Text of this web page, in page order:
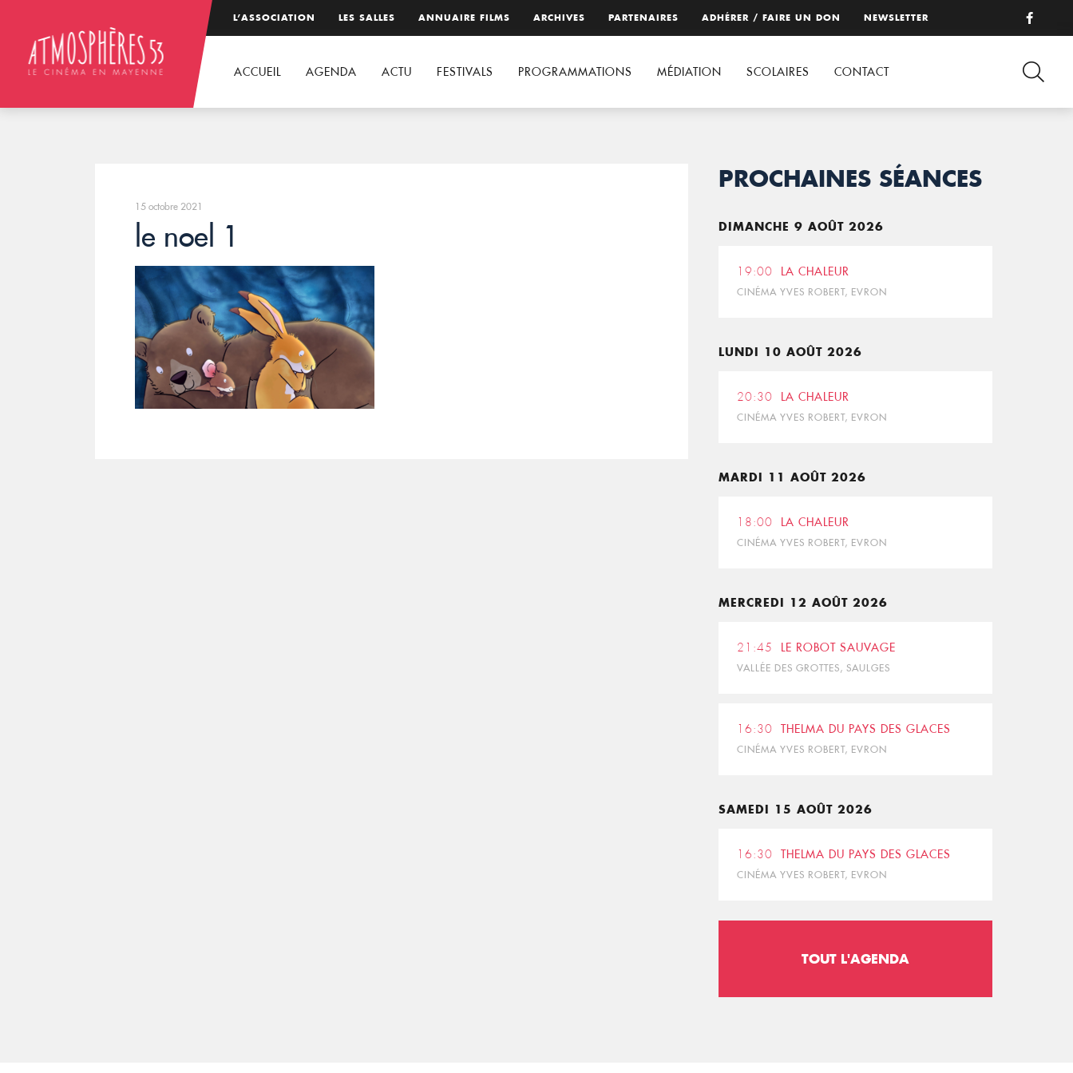
L’ASSOCIATION LES SALLES ANNUAIRE FILMS ARCHIVES PARTENAIRES ADHÉRER / FAIRE UN DON NEWSLETTER
ACCUEIL AGENDA ACTU FESTIVALS PROGRAMMATIONS MÉDIATION SCOLAIRES CONTACT
15 octobre 2021
le noel 1
PROCHAINES SÉANCES
DIMANCHE 9 AOÛT 2026
19:00 LA CHALEUR
CINÉMA YVES ROBERT, EVRON
LUNDI 10 AOÛT 2026
20:30 LA CHALEUR
CINÉMA YVES ROBERT, EVRON
MARDI 11 AOÛT 2026
18:00 LA CHALEUR
CINÉMA YVES ROBERT, EVRON
MERCREDI 12 AOÛT 2026
21:45 LE ROBOT SAUVAGE
VALLÉE DES GROTTES, SAULGES
16:30 THELMA DU PAYS DES GLACES
CINÉMA YVES ROBERT, EVRON
SAMEDI 15 AOÛT 2026
16:30 THELMA DU PAYS DES GLACES
CINÉMA YVES ROBERT, EVRON
TOUT L'AGENDA